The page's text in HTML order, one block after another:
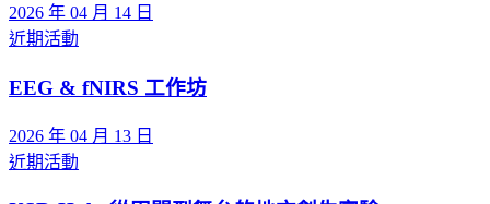
2026 年 04 月 14 日
近期活動
EEG & fNIRS 工作坊
2026 年 04 月 13 日
近期活動